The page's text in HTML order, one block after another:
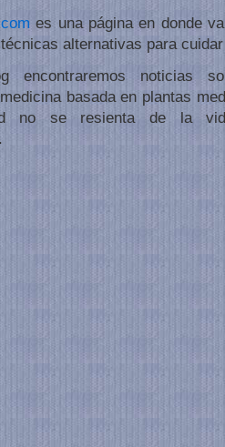
es una página en donde
alternativas para
encontraremos noticias
basada en plantas
no se resienta de la